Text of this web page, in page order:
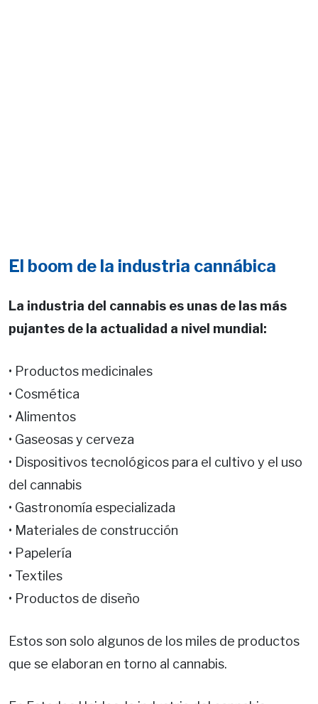
El boom de la industria cannábica
La industria del cannabis es unas de las más
pujantes de la actualidad a nivel mundial:
• Productos medicinales
• Cosmética
• Alimentos
• Gaseosas y cerveza
• Dispositivos tecnológicos para el cultivo y el uso
del cannabis
• Gastronomía especializada
• Materiales de construcción
• Papelería
• Textiles
• Productos de diseño
Estos son solo algunos de los miles de productos
que se elaboran en torno al cannabis.